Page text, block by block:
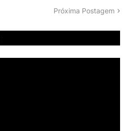
Próxima Postagem